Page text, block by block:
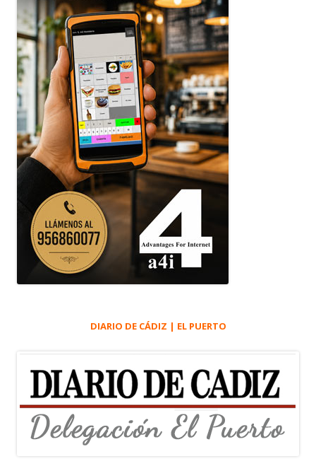
DIARIO DE CÁDIZ | EL PUERTO